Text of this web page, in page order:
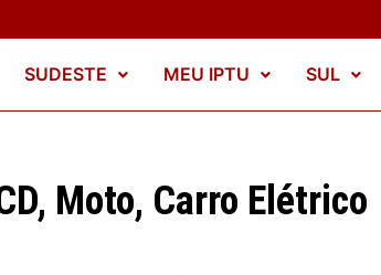
SUDESTE MEU IPTU SUL
Moto, Carro Elétrico